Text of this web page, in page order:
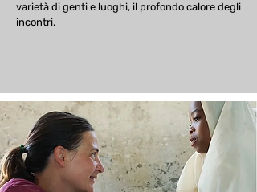
varietà di genti e luoghi, il profondo calore degli
incontri.